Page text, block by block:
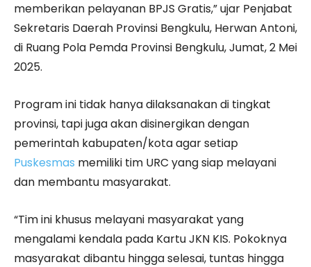
memberikan pelayanan BPJS Gratis,” ujar Penjabat
Sekretaris Daerah Provinsi Bengkulu, Herwan Antoni,
di Ruang Pola Pemda Provinsi Bengkulu, Jumat, 2 Mei
2025.
Program ini tidak hanya dilaksanakan di tingkat
provinsi, tapi juga akan disinergikan dengan
pemerintah kabupaten/kota agar setiap
Puskesmas memiliki tim URC yang siap melayani
dan membantu masyarakat.
“Tim ini khusus melayani masyarakat yang
mengalami kendala pada Kartu JKN KIS. Pokoknya
masyarakat dibantu hingga selesai, tuntas hingga